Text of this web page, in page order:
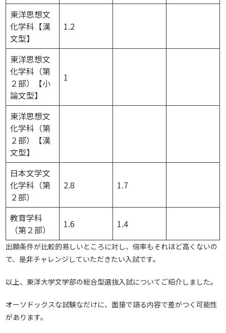
東洋思想文
化学科【漢
文型】
1.2
東洋思想文
化学科（第
２部）【小
論文型】
1
東洋思想文
化学科（第
２部）【漢
文型】
日本文学文
化学科（第
２部）
2.8 1.7
教育学科
（第２部）
1.6 1.4
出願条件が比較的易しいところに対し、倍率もそれほど高くないの
で、是非チャレンジしていただきたい入試です。
以上、東洋大学文学部の総合型選抜入試についてご紹介しました。
オーソドックスな試験なだけに、面接で語る内容で差がつく可能性
があります。